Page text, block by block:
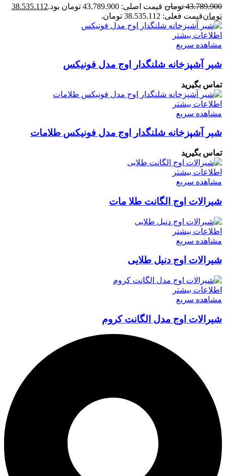
43.789.900 تومان قیمت اصلی: 43.789.900 تومان بود.
38.535.112
تومانقیمت فعلی: 38.535.112 تومان.
اطلاعات بیشتر
مشاهده سریع
شیر آشپزخانه شلنگدار اوج مدل فونیکس
تماس بگیرید
اطلاعات بیشتر
مشاهده سریع
شیر آشپزخانه شلنگدار اوج مدل فونیکس طلامات
تماس بگیرید
اطلاعات بیشتر
مشاهده سریع
شیرالات اوج الگانت طلا مات
اطلاعات بیشتر
مشاهده سریع
شیرالات اوج دنیل طلایی
اطلاعات بیشتر
مشاهده سریع
شیرالات اوج مدل الگانت کروم